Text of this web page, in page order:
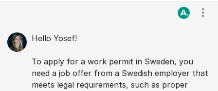
Hello Yosef!
To apply for a work permit in Sweden, you
need a job offer from a Swedish employer that
meets legal requirements, such as proper